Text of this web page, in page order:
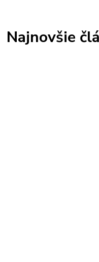
Najnovšie